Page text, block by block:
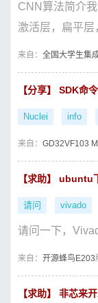
CNN算法简介
激活层，扁平层
来自： 全国大学生集
【分享】 SDK命
Nuclei info
来自： GD32VF103
【求助】
请问 vivado
请问一下，
来自： 开源蜂鸟E203
【求助】 非芯来